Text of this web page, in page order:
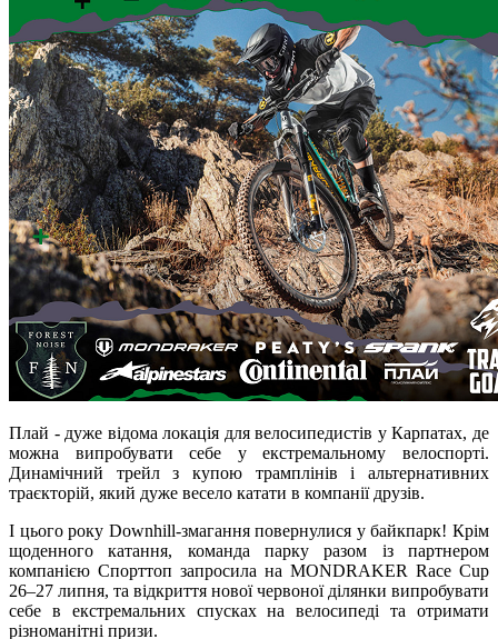
Плай - дуже відома локація для велосипедистів у Карпатах, де
можна випробувати себе у екстремальному велоспорті.
Динамічний трейл з купою трамплінів і альтернативних
траєкторій, який дуже весело катати в компанії друзів.
І цього року Downhill-змагання повернулися у байкпарк! Крім
щоденного катання, команда парку разом із партнером
компанією Спорттоп запросила на MONDRAKER Race Cup
26–27 липня, та відкриття нової червоної ділянки випробувати
себе в екстремальних спусках на велосипеді та отримати
різноманітні призи.